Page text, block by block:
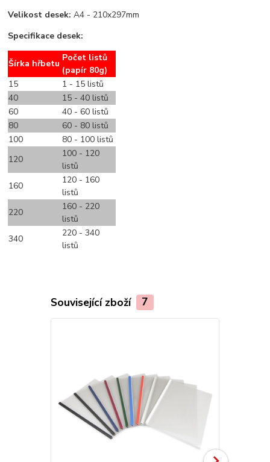
Velikost desek: A4 - 210x297mm
Specifikace desek:
Šírka hřbetu
Počet listů
(papír 80g)
15
1 - 15 listů
40
15 - 40 listů
60
40 - 60 listů
80
60 - 80 listů
100
80 - 100 listů
120
100 - 120
listů
160
120 - 160
listů
220
160 - 220
listů
340
220 - 340
listů
Související zboží 7